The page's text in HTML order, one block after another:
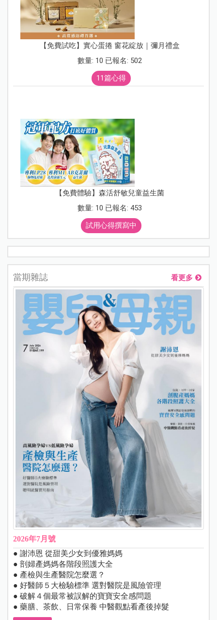
【免費試吃】實心蛋捲 窗花綻放｜彌月禮盒
數量: 10 已報名: 502
11篇心得
【免費體驗】森活舒敏兒童益生菌
數量: 10 已報名: 453
試用心得撰寫中
當期雜誌 看更多
2026年7月號
● 謝沛恩 從甜美少女到優雅媽媽
● 剖婦產媽媽各階段照護大全
● 產檢與生產醫院怎麼選？
● 好醫師５大檢驗標準 選對醫院是風險管理
● 破解４個最常被誤解的寶寶安全感問題
● 藥膳、茶飲、日常保養 中醫觀點看產後掉髮